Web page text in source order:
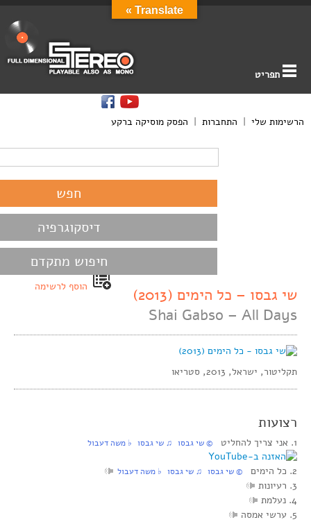
תפריט
הרשימות שלי | התחברות | הפסק מוסיקה ברקע
דיסקוגרפיה
חיפוש מתקדם
הוסף לרשימה
שי גבסו – כל הימים (2013)
Shai Gabso – All Days
תקליטור, ישראל, 2013, סטריאו
רצועות
1. אני צריך להחליט ‏ © שי גבסו‏ ♫ שי גבסו‏ ♭ משה דעבול
2. כל הימים ‏ © שי גבסו‏ ♫ שי גבסו‏ ♭ משה דעבול
3. רעיונות
4. נעלמת
5. ערשי אמסה
Translate »